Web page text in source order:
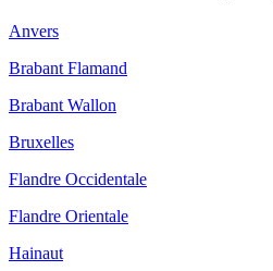
Anvers
Brabant Flamand
Brabant Wallon
Bruxelles
Flandre Occidentale
Flandre Orientale
Hainaut